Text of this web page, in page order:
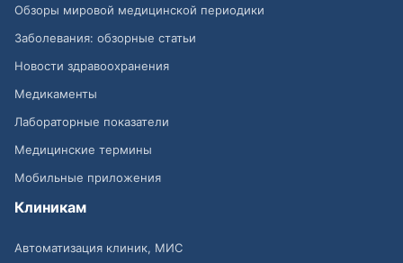
Обзоры мировой медицинской периодики
Заболевания: обзорные статьи
Новости здравоохранения
Медикаменты
Лабораторные показатели
Медицинские термины
Мобильные приложения
Клиникам
Автоматизация клиник, МИС